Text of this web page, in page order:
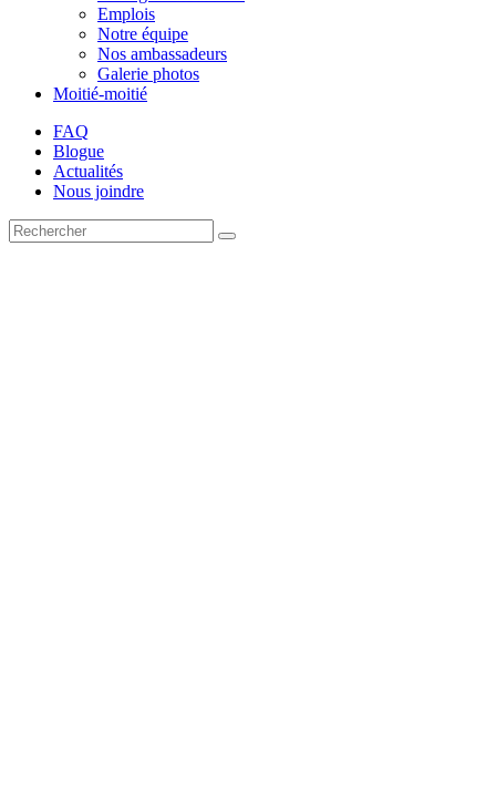
Emplois
Notre équipe
Nos ambassadeurs
Galerie photos
Moitié-moitié
FAQ
Blogue
Actualités
Nous joindre